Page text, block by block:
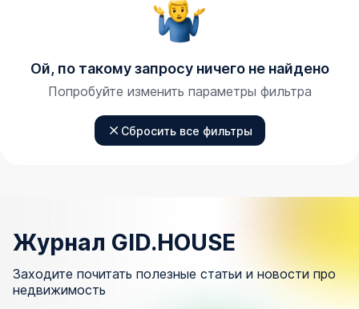
Ой, по такому запросу ничего не найдено
Попробуйте изменить параметры фильтра
Сбросить все фильтры
Журнал GID.HOUSE
Заходите почитать полезные статьи и новости про
недвижимость